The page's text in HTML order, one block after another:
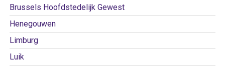
Brussels Hoofdstedelijk Gewest
Henegouwen
Limburg
Luik